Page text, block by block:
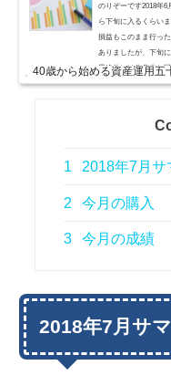
のりぞーです2018年6
ら下旬に入るくらい
損益もこのまま行っ
ありましたが、下旬
最終的には先月末と
って、期中に積立購
40歳から始める資産運用五
1 2018年7月サ
2 今月の購入
3 今月の成績
2018年7月サ